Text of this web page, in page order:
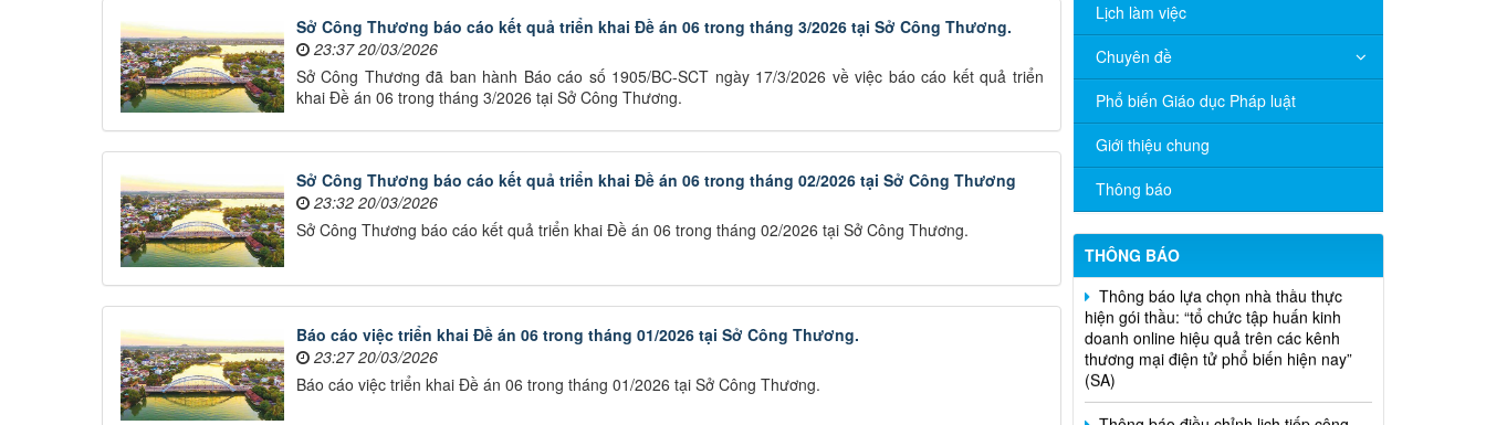
Sở Công Thương báo cáo kết quả triển khai Đề án 06 trong tháng 3/2026 tại Sở Công Thương.
23:37 20/03/2026
Sở Công Thương đã ban hành Báo cáo số 1905/BC-SCT ngày 17/3/2026 về việc báo cáo kết quả triển
khai Đề án 06 trong tháng 3/2026 tại Sở Công Thương.
Sở Công Thương báo cáo kết quả triển khai Đề án 06 trong tháng 02/2026 tại Sở Công Thương
23:32 20/03/2026
Sở Công Thương báo cáo kết quả triển khai Đề án 06 trong tháng 02/2026 tại Sở Công Thương.
Báo cáo việc triển khai Đề án 06 trong tháng 01/2026 tại Sở Công Thương.
23:27 20/03/2026
Báo cáo việc triển khai Đề án 06 trong tháng 01/2026 tại Sở Công Thương.
Lịch làm việc
Chuyên đề
Phổ biến Giáo dục Pháp luật
Giới thiệu chung
Thông báo
THÔNG BÁO
V/v đề nghị báo cáo hệ thống phân
phối, nhãn hiệu hàng hóa và hoạt động
(nhắc lần 2).
Thông báo bán thanh lý tài sản công
theo hình thức chỉ định
Thông báo lựa chọn nhà thầu thực
hiện gói thầu: “tổ chức tập huấn kinh
doanh online hiệu quả trên các kênh
thương mại điện tử phổ biến hiện nay”
(SA)
Thông báo điều chỉnh lịch tiếp công
dân của Ban Giám đốc Sở Công Thương